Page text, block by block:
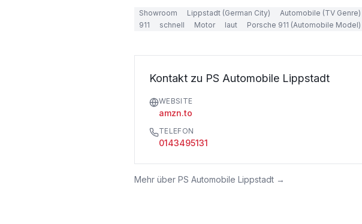
Showroom Lippstadt (German City) Automobile (TV Genre)
911
schnell Motor laut Porsche 911 (Automobile Model)
Kontakt zu PS Automobile Lippstadt
WEBSITE
amzn.to
TELEFON
0143495131
Mehr über PS Automobile Lippstadt →